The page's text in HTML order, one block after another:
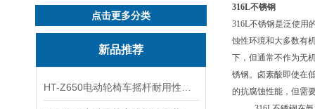
点击更多分类
新品推荐
316L不锈钢
316L不锈钢是泛使用
蚀性环境和大多数有
下，但通常不作为无
锈钢。卤素酸即使在
的抗腐蚀性能，但需